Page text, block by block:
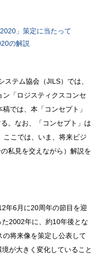
」策定に当たって
の解説
テム協会（JILS）では、
「ロジスティクスコンセ
では、本「コンセプト」
。なお、「コンセプト」は
ここでは、いま、将来ビジ
私見を交えながら）解説を
年6月に20周年の節目を迎
2002年に、約10年後とな
将来像を策定し公表して
が大きく変化していること